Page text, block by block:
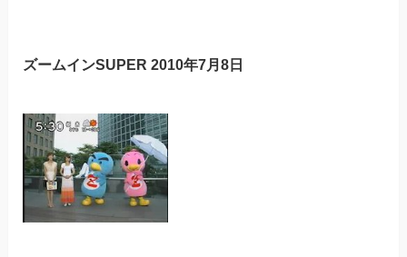
ズームインSUPER 2010年7月8日